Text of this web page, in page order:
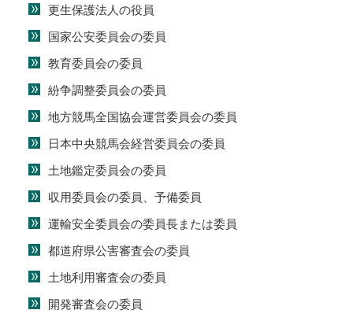
更生保護法人の役員
国家公安委員会の委員
教育委員会の委員
紛争調整委員会の委員
地方競馬全国協会運営委員会の委員
日本中央競馬会経営委員会の委員
土地鑑定委員会の委員
収用委員会の委員、予備委員
運輸安全委員会の委員長または委員
都道府県公害審査会の委員
土地利用審査会の委員
開発審査会の委員